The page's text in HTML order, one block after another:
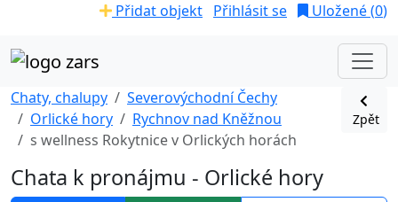
Přidat objekt Přihlásit se Uložené (0)
Chaty, chalupy
Severovýchodní Čechy
Orlické hory
Rychnov nad Kněžnou
s wellness Rokytnice v Orlických horách
Zpět
Chata k pronájmu - Orlické hory